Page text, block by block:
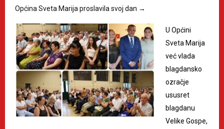
Općina Sveta Marija proslavila svoj dan →
U Općini
Sveta Marija
već vlada
blagdansko
ozračje
ususret
blagdanu
Velike Gospe,